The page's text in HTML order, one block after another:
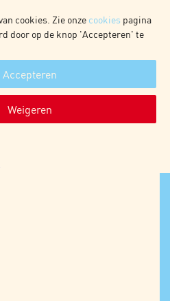
ALMOND & ANISE
cookies. Zie onze cookies pagina
door op de knop 'Accepteren' te
Accepteren
Weigeren